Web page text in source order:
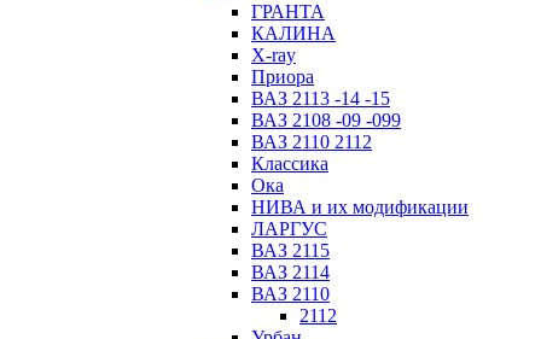
ГРАНТА
КАЛИНА
X-ray
Приора
ВАЗ 2113 -14 -15
ВАЗ 2108 -09 -099
ВАЗ 2110 2112
Классика
Ока
НИВА и их модификации
ЛАРГУС
ВАЗ 2115
ВАЗ 2114
ВАЗ 2110
2112